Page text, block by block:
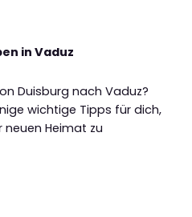
in Vaduz
Duisburg nach Vaduz?
wichtige Tipps für dich,
Heimat zu